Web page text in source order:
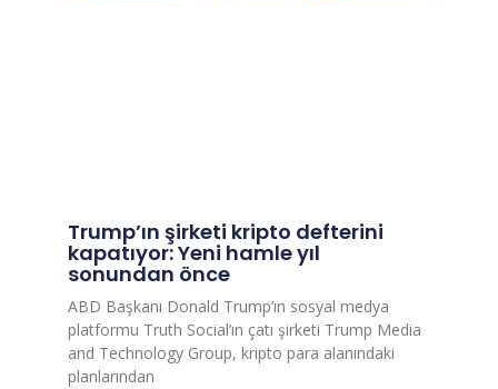
Trump’ın şirketi kripto defterini
kapatıyor: Yeni hamle yıl
sonundan önce
ABD Başkanı Donald Trump’ın sosyal medya
platformu Truth Social’ın çatı şirketi Trump Media
and Technology Group, kripto para alanındaki
planlarından